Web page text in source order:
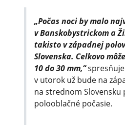
„Počas noci by malo
v Banskobystrickom a
takisto v západnej
Slovenska. Celkovo
10 do 30 mm,“spresňuje
v utorok už bude na
na strednom Slovensku
polooblačné počasie.